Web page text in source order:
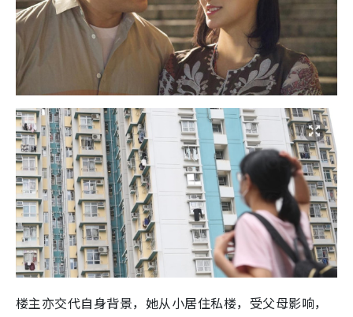
楼主亦交代自身背景，她从小居住私楼，受父母影响，